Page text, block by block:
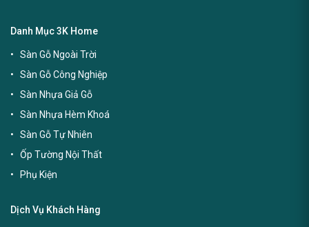
Danh Mục 3K Home
Sàn Gỗ Ngoài Trời
Sàn Gỗ Công Nghiệp
Sàn Nhựa Giả Gỗ
Sàn Nhựa Hèm Khoá
Sàn Gỗ Tự Nhiên
Ốp Tường Nội Thất
Phụ Kiện
Dịch Vụ Khách Hàng